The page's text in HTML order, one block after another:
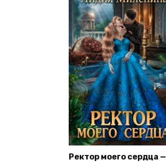
Ректор моего сердца —